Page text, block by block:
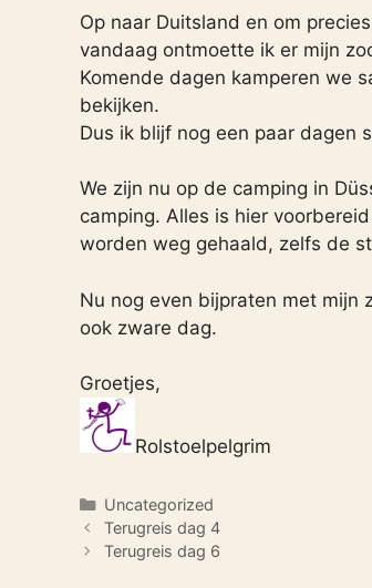
Op naar Duitsland en om
vandaag ontmoette ik er mijn
Komende dagen kamperen we
bekijken.
Dus ik blijf nog een paar dagen
We zijn nu op de camping in
camping. Alles is hier
worden weg gehaald, zelfs de
Nu nog even bijpraten met mijn
ook zware dag.
Groetjes,
Rolstoelpelgrim
Categorieën
Uncategorized
Terugreis dag 4
Terugreis dag 6